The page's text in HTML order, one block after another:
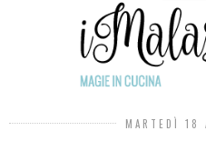
MARTEDÌ 18